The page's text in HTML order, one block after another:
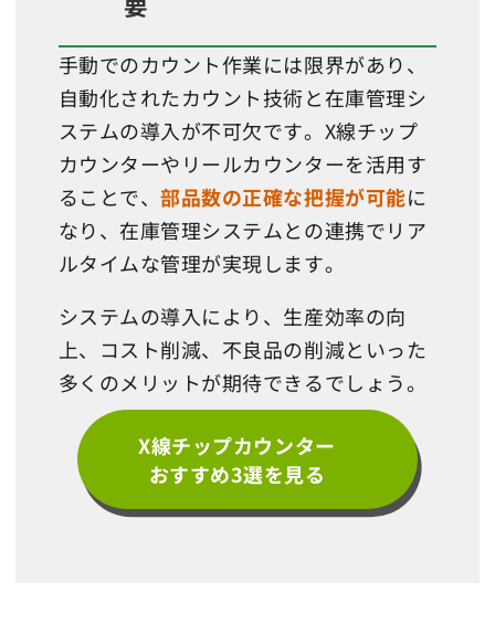
手動でのカウント作業には限界があり、
自動化されたカウント技術と在庫管理シ
ステムの導入が不可欠です。X線チップ
カウンターやリールカウンターを活用す
ることで、部品数の正確な把握が可能に
なり、在庫管理システムとの連携でリア
ルタイムな管理が実現します。
システムの導入により、生産効率の向
上、コスト削減、不良品の削減といった
多くのメリットが期待できるでしょう。
X線チップカウンター
おすすめ3選を見る